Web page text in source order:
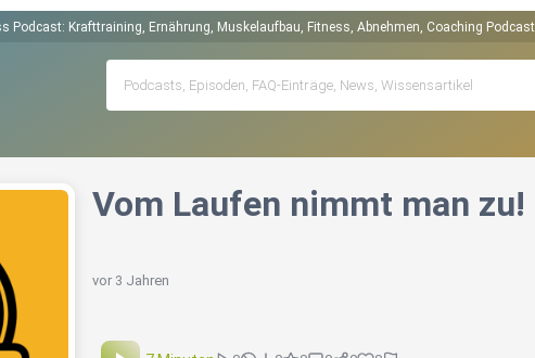
Podcast: Krafttraining, Ernährung, Muskelaufbau, Fitness, Abnehmen, Coaching Podcast
Vom Laufen nimmt man zu!
vor 3 Jahren